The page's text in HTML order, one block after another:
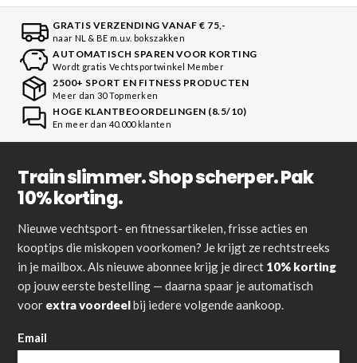
GRATIS VERZENDING VANAF € 75,-
naar NL & BE m.u.v. bokszakken
AUTOMATISCH SPAREN VOOR KORTING
Wordt gratis Vechtsportwinkel Member
2500+ SPORT EN FITNESS PRODUCTEN
Meer dan 30 Topmerken
HOGE KLANTBEOORDELINGEN (8.5/10)
En meer dan 40.000 klanten
Train slimmer. Shop scherper. Pak
10% korting.
Nieuwe vechtsport- en fitnessartikelen, frisse acties en
kooptips die miskopen voorkomen? Je krijgt ze rechtstreeks
in je mailbox. Als nieuwe abonnee krijg je direct 10% korting
op jouw eerste bestelling — daarna spaar je automatisch
voor extra voordeelbij iedere volgende aankoop.
Email